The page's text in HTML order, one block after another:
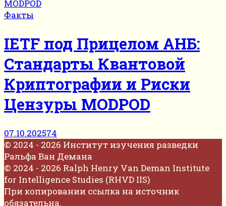
Факты
IETF под Прицелом АНБ:
Стандарты Квантовой
Криптографии и Риски
Цензуры MODPOD
07.10.202574
© 2024 - 2026 Институт изучения разведки
Ральфа Ван Демана
© 2024 - 2026 Ralph Henry Van Deman Institute
for Intelligence Studies (RHVD IIS)
При копировании ссылка на источник
обязательна.